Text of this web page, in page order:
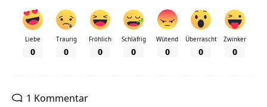
Liebe
0
Traurig
0
Fröhlich
0
Schläfrig
0
Wütend
0
Überrascht
0
Zwinker
0
1 Kommentar